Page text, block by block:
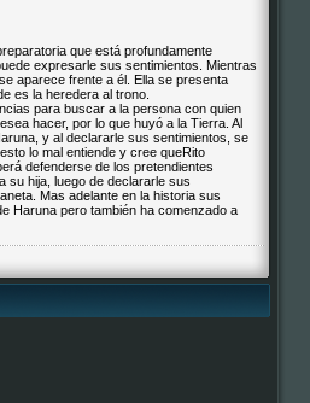
que está profundamente
expresarle sus sentimientos. Mientras
aparece frente a él. Ella se presenta
es la heredera al trono.
para buscar a la persona con quien
hacer, por lo que huyó a la Tierra. Al
y al declararle sus sentimientos, se
lo mal entiende y cree queRito
defenderse de los pretendientes
su hija, luego de declararle sus
Mas adelante en la historia sus
Haruna pero también ha comenzado a